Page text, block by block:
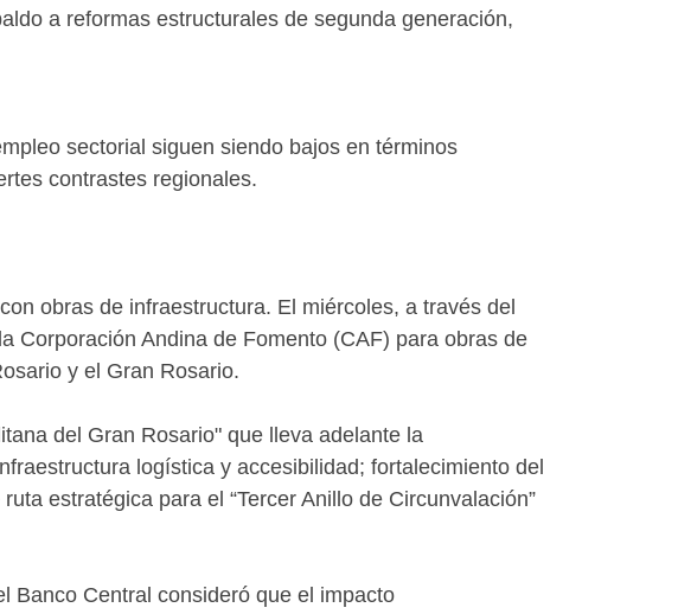
a reformas estructurales de segunda generación,
sectorial siguen siendo bajos en términos
contrastes regionales.
obras de infraestructura. El miércoles, a través del
Corporación Andina de Fomento (CAF) para obras de
y el Gran Rosario.
del Gran Rosario" que lleva adelante la
logística y accesibilidad; fortalecimiento del
estratégica para el “Tercer Anillo de Circunvalación”
Banco Central consideró que el impacto